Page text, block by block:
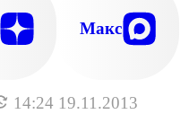
14:24 19.11.2013
Макс